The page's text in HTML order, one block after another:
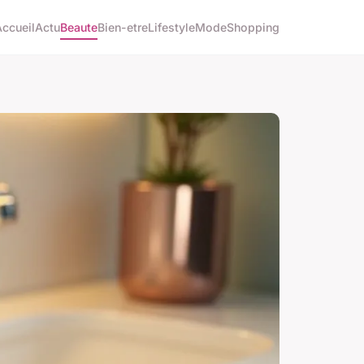
ActuBeauteBien-etreLifestyleModeShopping